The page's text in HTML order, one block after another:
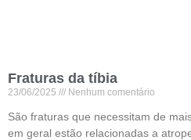
Fraturas da tíbia
23/06/2025 Nenhum comentário
São fraturas que necessitam de
em geral estão relacionadas a